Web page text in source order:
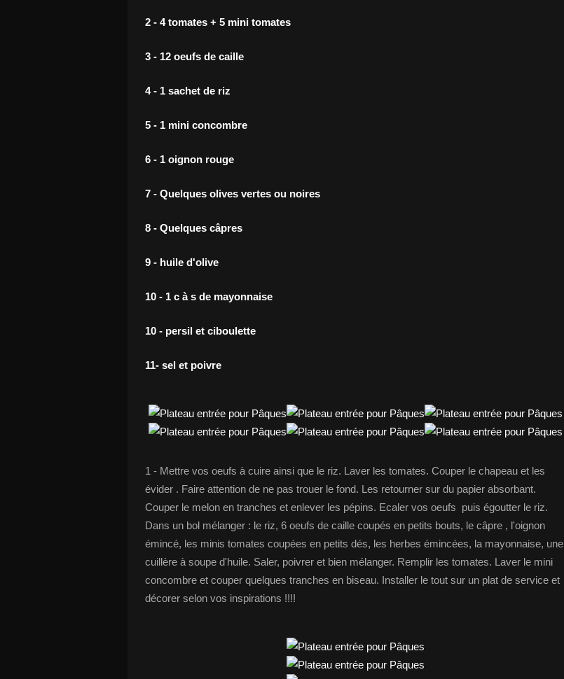
2 - 4 tomates + 5 mini tomates
3 - 12 oeufs de caille
4 - 1 sachet de riz
5 - 1 mini concombre
6 - 1 oignon rouge
7 - Quelques olives vertes ou noires
8 - Quelques câpres
9 - huile d'olive
10 - 1 c à s de mayonnaise
10 - persil et ciboulette
11- sel et poivre
1 - Mettre vos oeufs à cuire ainsi que le riz. Laver les tomates. Couper le chapeau et les
évider . Faire attention de ne pas trouer le fond. Les retourner sur du papier absorbant.
Couper le melon en tranches et enlever les pépins. Ecaler vos oeufs puis égoutter le riz.
Dans un bol mélanger : le riz, 6 oeufs de caille coupés en petits bouts, le câpre , l'oignon
émincé, les minis tomates coupées en petits dés, les herbes émincées, la mayonnaise, une
cuillère à soupe d'huile. Saler, poivrer et bien mélanger. Remplir les tomates. Laver le mini
concombre et couper quelques tranches en biseau. Installer le tout sur un plat de service et
décorer selon vos inspirations !!!!